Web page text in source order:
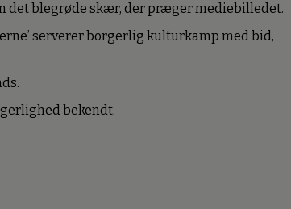
det blegrøde skær, der præger mediebilledet.
serverer borgerlig kulturkamp med bid,
bekendt.